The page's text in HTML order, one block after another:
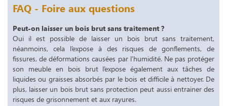
FAQ - Foire aux questions
Peut-on laisser un bois brut sans traitement ?
Oui il est possible de laisser un bois brut sans traitement,
néanmoins, cela l’expose à des risques de gonflements, de
fissures, de déformations causées par l’humidité. Ne pas protéger
son meuble en bois brut l’expose également aux tâches de
liquides ou graisses absorbés par le bois et difficile à nettoyer. De
plus, laisser un bois brut sans protection peut aussi entrainer des
risques de grisonnement et aux rayures.